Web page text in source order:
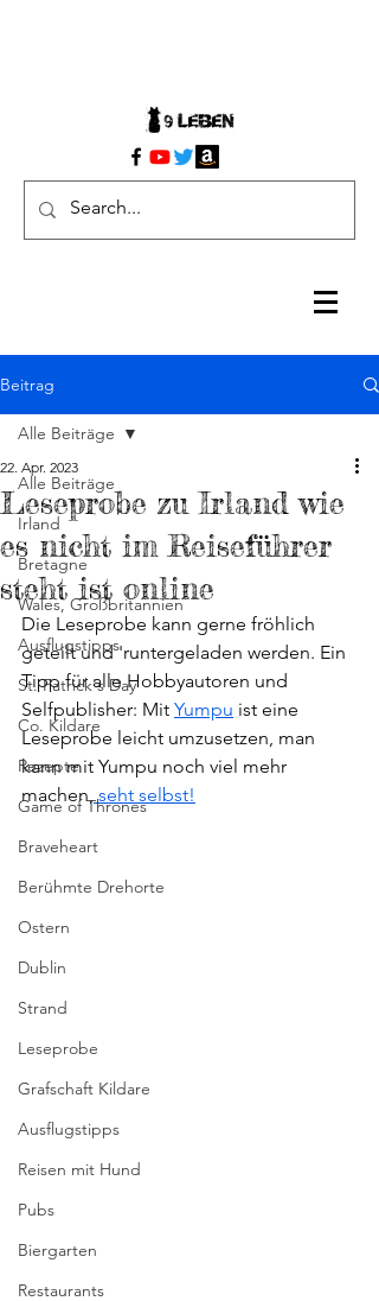
Beitrag
Alle Beiträge
Irland
Bretagne
Wales, Großbritannien
Ausflugstipps
St. Patrick's Day
Co. Kildare
Rezepte
Game of Thrones
Braveheart
Berühmte Drehorte
Ostern
Dublin
Strand
Leseprobe
Grafschaft Kildare
Ausflugstipps
Reisen mit Hund
Pubs
Biergarten
Restaurants
Alle Beiträge
Leseprobe zu Irland wie
es nicht im Reiseführer
steht ist online
22. Apr. 2023
Die Leseprobe kann gerne fröhlich
geteilt und 'runtergeladen werden. Ein
Tipp für alle Hobbyautoren und
Selfpublisher: Mit Yumpu ist eine
Leseprobe leicht umzusetzen, man
kann mit Yumpu noch viel mehr
machen, seht selbst!